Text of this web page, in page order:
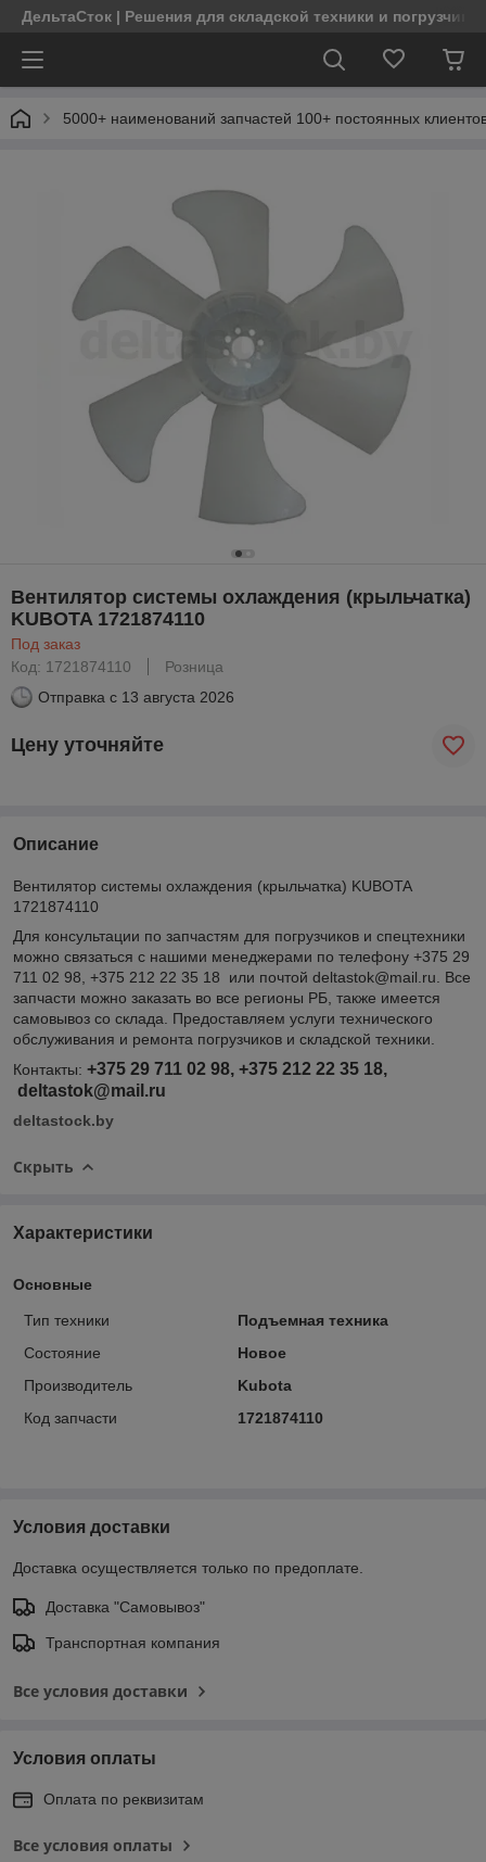
ДельтаСток | Решения для складской техники и
5000+ наименований запчастей 100+ постоянных
Вентилятор системы охлаждения (крыльчатка)
KUBOTA 1721874110
Под заказ
Код: 1721874110
Розница
Отправка с 13 августа 2026
Цену уточняйте
Описание
Вентилятор системы охлаждения (крыльчатка) KUBOTA
1721874110
Для консультации по запчастям для погрузчиков и спецтехники
можно связаться с нашими менеджерами по телефону +375 29
711 02 98, +375 212 22 35 18 или почтой deltastok@mail.ru. Все
запчасти можно заказать во все регионы РБ, также имеется
самовывоз со склада. Предоставляем услуги технического
обслуживания и ремонта погрузчиков и складской техники.
Контакты: +375 29 711 02 98, +375 212 22 35 18,
deltastok@mail.ru
deltastock.by
Скрыть
Характеристики
Основные
Тип техники
Подъемная техника
Состояние
Новое
Производитель
Kubota
Код запчасти
1721874110
Условия доставки
Доставка осуществляется только по предоплате.
Доставка "Самовывоз"
Транспортная компания
Все условия доставки
Условия оплаты
Оплата по реквизитам
Все условия оплаты